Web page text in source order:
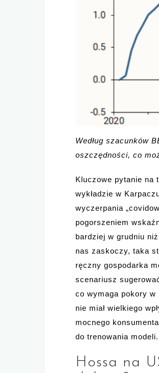
Według szacunków
oszczędności, co
Kluczowe pytanie na
wykładzie w
wyczerpania
pogorszeniem
bardziej w grudniu
nas zaskoczy, taka
ręczny gospodarka
scenariusz
co wymaga pokory
nie miał wielkiego
mocnego
do trenowania modeli.
Hossa na